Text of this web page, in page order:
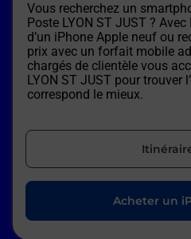
Vous recherchez un
Poste LYON ST JUST ? Avec
d’un iPhone Apple neuf ou
prix avec un forfait mobile
chargés de clientèle vous
LYON ST JUST pour trouver
correspond le mieux.
Acheter un